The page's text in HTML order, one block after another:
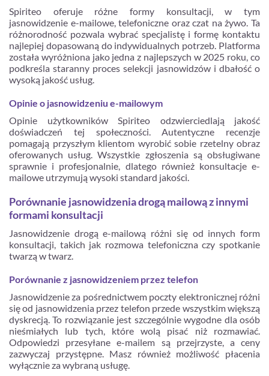
Spiriteo oferuje różne formy konsultacji, w tym
jasnowidzenie e-mailowe, telefoniczne oraz czat na żywo. Ta
różnorodność pozwala wybrać specjalistę i formę kontaktu
najlepiej dopasowaną do indywidualnych potrzeb. Platforma
została wyróżniona jako jedna z najlepszych w 2025 roku, co
podkreśla staranny proces selekcji jasnowidzów i dbałość o
wysoką jakość usług.
Opinie o jasnowidzeniu e-mailowym
Opinie użytkowników Spiriteo odzwierciedlają jakość
doświadczeń tej społeczności. Autentyczne recenzje
pomagają przyszłym klientom wyrobić sobie rzetelny obraz
oferowanych usług. Wszystkie zgłoszenia są obsługiwane
sprawnie i profesjonalnie, dlatego również konsultacje e-
mailowe utrzymują wysoki standard jakości.
Porównanie jasnowidzenia drogą mailową z innymi
formami konsultacji
Jasnowidzenie drogą e-mailową różni się od innych form
konsultacji, takich jak rozmowa telefoniczna czy spotkanie
twarzą w twarz.
Porównanie z jasnowidzeniem przez telefon
Jasnowidzenie za pośrednictwem poczty elektronicznej różni
się od jasnowidzenia przez telefon przede wszystkim większą
dyskrecją. To rozwiązanie jest szczególnie wygodne dla osób
nieśmiałych lub tych, które wolą pisać niż rozmawiać.
Odpowiedzi przesyłane e-mailem są przejrzyste, a ceny
zazwyczaj przystępne. Masz również możliwość płacenia
wyłącznie za wybraną usługę.